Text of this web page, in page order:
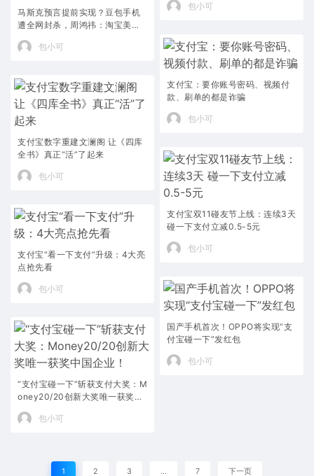
马斯克预言提前实现？豆包手机
遭全网封杀，周鸿祎：淘宝美团
天要塌了
包小可
包小可
支付宝数字重建文澜阁 让《四库
全书》真正“活”了起来
包小可
支付宝：要你账号密码、视频付
款、刷单的都是诈骗
包小可
支付宝“看一下支付”升级：4大亮
点抢先看
包小可
支付宝双11碰友节上线：连续3天
碰一下支付立减0.5-5元
包小可
“支付宝碰一下”斩获支付大奖：M
oney20/20创新大奖唯一获奖中
国企业！
包小可
国产手机首次！OPPO将实现“支
付宝碰一下”发红包
包小可
1 2 3 … 7 下一页